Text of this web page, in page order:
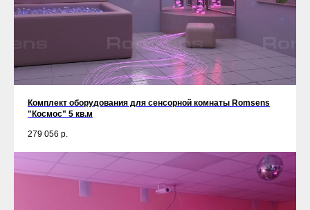
Комплект оборудования для сенсорной комнаты Romsens
"Космос" 5 кв.м
279 056 р.